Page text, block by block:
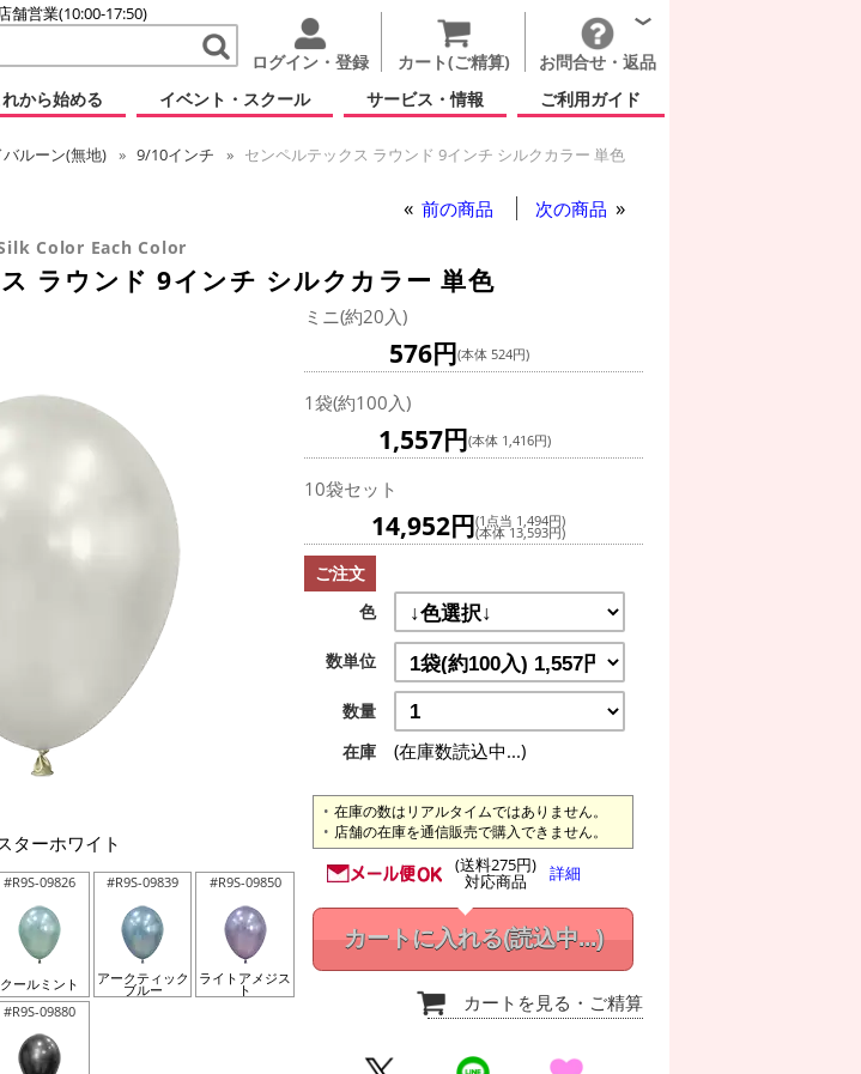
舗営業(10:00-17:50)
ログイン・登録 カート(ご精算)
お問合せ・返品
から始める イベント・スクール サービス・情報 ご利用ガイド
ルーン(無地) 9/10インチ
センペルテックス ラウンド 9インチ シルクカラー 単色
前の商品 次の商品
Color Each Color
ラウンド 9インチ シルクカラー 単色
ターホワイト
#R9S-09826
クールミント
#R9S-09839
アークティック
ブルー
#R9S-09850
ライトアメジス
ト
#R9S-09880
ミニ(約20入)
576円(本体 524円)
1袋(約100入)
1,557円(本体 1,416円)
10袋セット
14,952円(1点当 1,494円)
(本体 13,593円)
ご注文
色
数単位
数量
在庫
(在庫数読込中...)
在庫の数はリアルタイムではありません。
店舗の在庫を通信販売で購入できません。
(送料275円)
対応商品 詳細
カートに入れる(読込中...)
カートを見る ・ご精算